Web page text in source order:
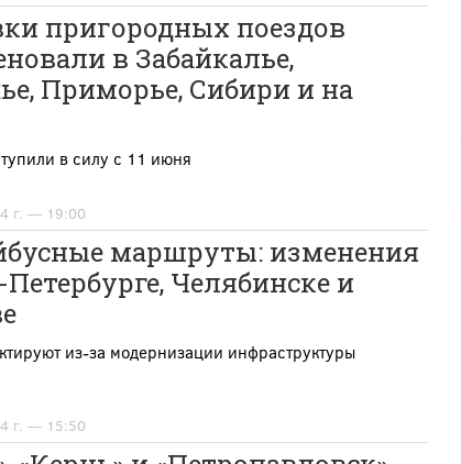
пригородных поездов
в Забайкалье,
Приморье, Сибири и на
в силу с 11 июня
г. — 19:00
маршруты: изменения
Челябинске и
из-за модернизации инфраструктуры
г. — 15:50